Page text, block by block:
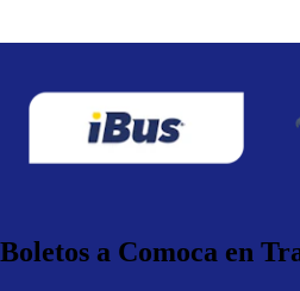
Boletos a Comoca en